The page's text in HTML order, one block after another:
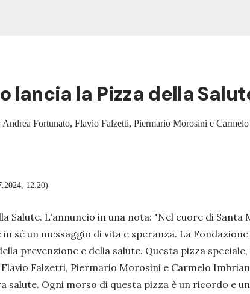
lancia la Pizza della
Fortunato, Flavio Falzetti, Piermario Morosini e
12:20)
Salute. L'annuncio in una nota: "Nel cuore di Santa
sé un messaggio di vita e speranza. La
prevenzione e della salute. Questa pizza
Falzetti, Piermario Morosini e Carmelo
salute. Ogni morso di questa pizza è un ricordo e